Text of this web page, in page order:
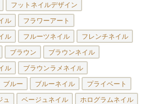
フットネイルデザイン
ル フラワーアート
ル フルーツネイル フレンチネイル
ブラウン ブラウンネイル
ル ブラウンラメネイル
ブルー ブルーネイル プライベート
ュ ベージュネイル ホログラムネイル